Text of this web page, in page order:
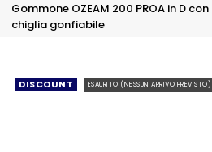
Gommone OZEAM 200 PROA in D
chiglia gonfiabile
DISCOUNT ESAURITO (NESSUN ARRIVO PREVISTO)